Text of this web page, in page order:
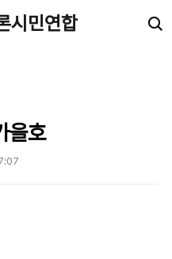
시민연합
을호